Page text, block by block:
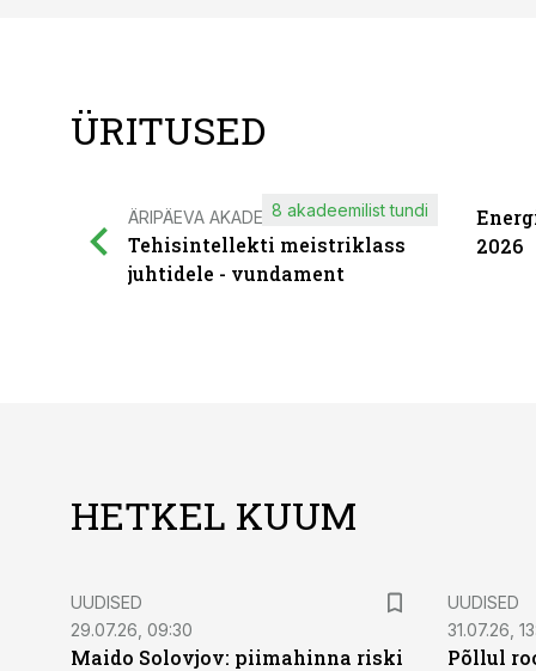
ÜRITUSED
ÄRIPÄEVA AKADEEMIA
Tehisintellekti meistriklass
juhtidele - vundament
8 akadeemilist tundi
2026
HETKEL KUUM
UUDISED
29.07.26, 09:30
Maido Solovjov: piimahinna riski
UUDISED
31.07.26,
Põllul